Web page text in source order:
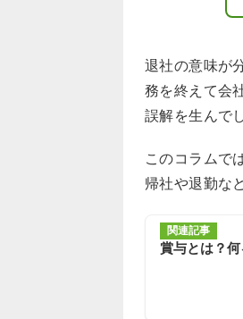
退社の意味が
務を終えて会
誤解を生んで
このコラムで
帰社や退勤な
関連記事
賞与とは？